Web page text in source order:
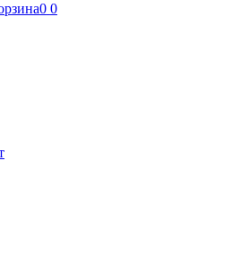
0 0